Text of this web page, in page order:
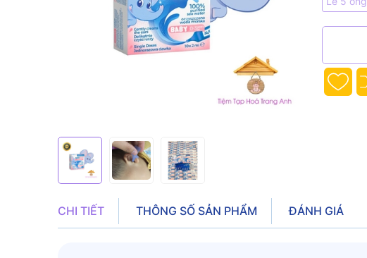
CHI TIẾT THÔNG SỐ SẢN PHẨM ĐÁNH GIÁ